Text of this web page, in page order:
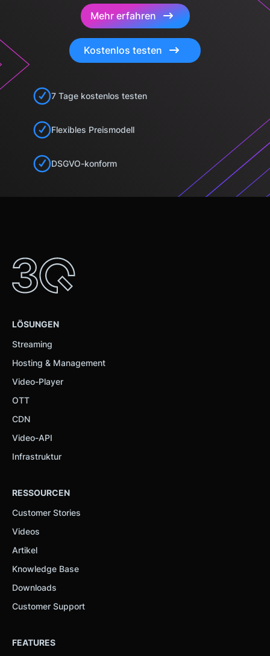
Mehr erfahren
Kostenlos testen
7 Tage kostenlos testen
Flexibles Preismodell
DSGVO-konform
LÖSUNGEN
Streaming
Hosting & Management
Video-Player
OTT
CDN
Video-API
Infrastruktur
RESSOURCEN
Customer Stories
Videos
Artikel
Knowledge Base
Downloads
Customer Support
FEATURES